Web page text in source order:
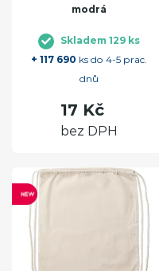
modrá
Skladem 129 ks
+ 117 690 ks do 4-5 prac.
dnů
17 Kč
bez DPH